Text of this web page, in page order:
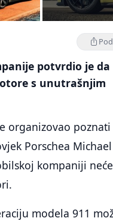
potvrdio je da
s unutrašnjim
organizovao poznati
Porschea Michael
kompaniji neće
modela 911